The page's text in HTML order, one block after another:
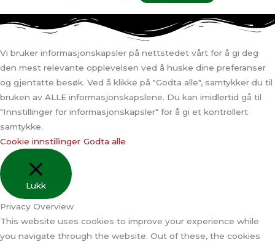
Alternativene
velges
på
produktsiden
Vi bruker informasjonskapsler på nettstedet vårt for å gi deg
den mest relevante opplevelsen ved å huske dine preferanser
og gjentatte besøk. Ved å klikke på "Godta alle", samtykker du til
bruken av ALLE informasjonskapslene. Du kan imidlertid gå til
"Innstillinger for informasjonskapsler" for å gi et kontrollert
samtykke.
Cookie innstillinger Godta alle
Lukk
Privacy Overview
This website uses cookies to improve your experience while
you navigate through the website. Out of these, the cookies